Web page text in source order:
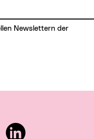
LinkedIn